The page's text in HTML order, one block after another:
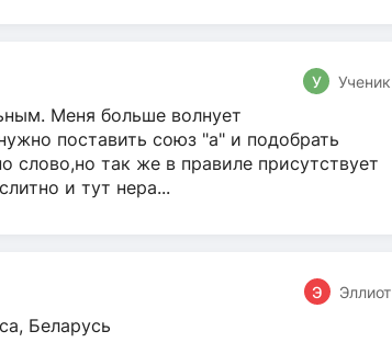
У Ученик
Меня больше волнует
поставить союз "а" и подобрать
слово,но так же в правиле присутствует
и тут нера...
Э Эллиот
Беларусь